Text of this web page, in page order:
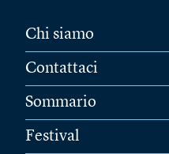
Chi siamo
Contattaci
Sommario
Festival